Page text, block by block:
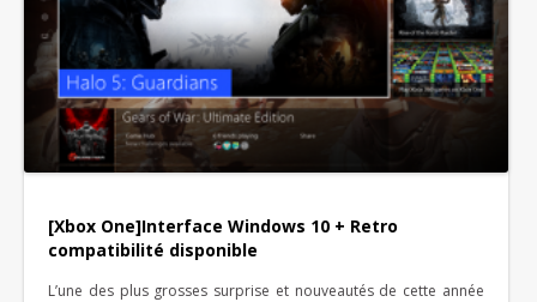
[Xbox One]Interface Windows 10 + Retro
compatibilité disponible
L’une des plus grosses surprise et nouveautés de cette année